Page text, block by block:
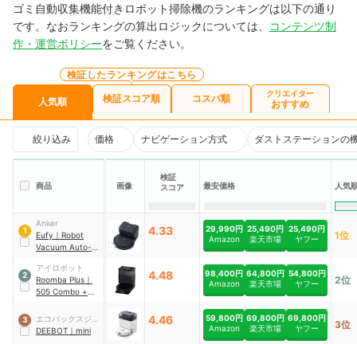
ゴミ自動収集機能付きロボット掃除機のランキングは以下の通り
です。なおランキングの算出ロジックについては、
コンテンツ制
作・運営ポリシーをご覧ください。
人気順
検証したランキングはこちら
検証スコア順 コスパ順 クリエイター
おすすめ
絞り込み 価格 ナビゲーション方式 ダストステーションの
商品 画像
検証
スコア
最安価格 人気
1
Anker
Eufy ｜ Robot
Vacuum Auto-
4.33
29,990円
Amazon
25,490円
楽天市場
25,490円
ヤフー
1位
2
アイロボット
Roomba Plus ｜
505 Combo +
テーション ｜
N185060
4.48
98,400円
Amazon
64,800円
楽天市場
54,800円
ヤフー
2位
3
エコバックスジャ
パン
DEEBOT ｜ mini
4.46
59,800円
Amazon
69,800円
楽天市場
69,800円
ヤフー
3位